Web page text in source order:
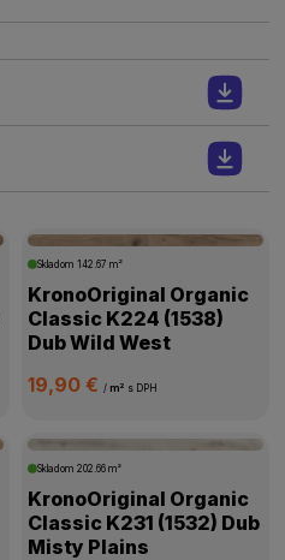
Skladom 142.67 m²
KronoOriginal Organic
Classic K224 (1538)
Dub Wild West
19,90 € / m² s DPH
Skladom 202.66 m²
KronoOriginal Organic
Classic K231 (1532) Dub
Misty Plains